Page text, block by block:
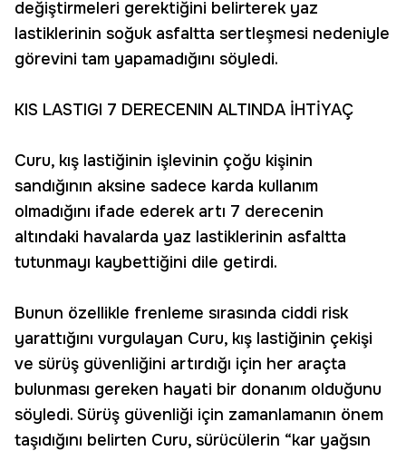
değiştirmeleri gerektiğini belirterek yaz
lastiklerinin soğuk asfaltta sertleşmesi nedeniyle
görevini tam yapamadığını söyledi.
KIS LASTIGI 7 DERECENIN ALTINDA İHTİYAÇ
Curu, kış lastiğinin işlevinin çoğu kişinin
sandığının aksine sadece karda kullanım
olmadığını ifade ederek artı 7 derecenin
altındaki havalarda yaz lastiklerinin asfaltta
tutunmayı kaybettiğini dile getirdi.
Bunun özellikle frenleme sırasında ciddi risk
yarattığını vurgulayan Curu, kış lastiğinin çekişi
ve sürüş güvenliğini artırdığı için her araçta
bulunması gereken hayati bir donanım olduğunu
söyledi. Sürüş güvenliği için zamanlamanın önem
taşıdığını belirten Curu, sürücülerin “kar yağsın